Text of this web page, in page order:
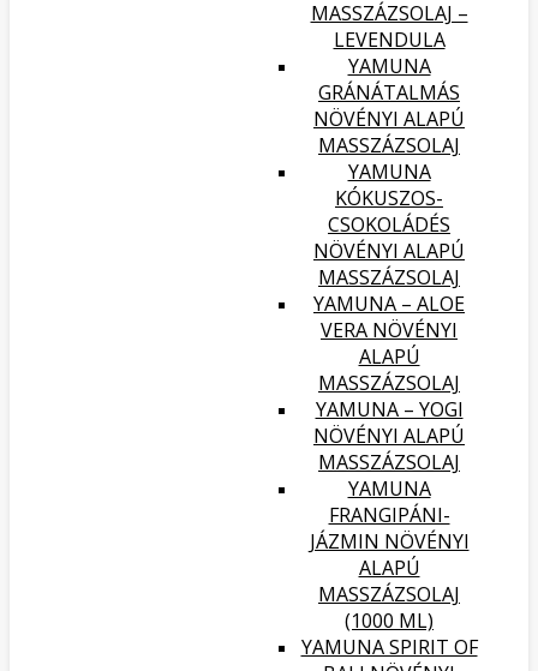
MASSZÁZSOLAJ –
LEVENDULA
YAMUNA
GRÁNÁTALMÁS
NÖVÉNYI ALAPÚ
MASSZÁZSOLAJ
YAMUNA
KÓKUSZOS-
CSOKOLÁDÉS
NÖVÉNYI ALAPÚ
MASSZÁZSOLAJ
YAMUNA – ALOE
VERA NÖVÉNYI
ALAPÚ
MASSZÁZSOLAJ
YAMUNA – YOGI
NÖVÉNYI ALAPÚ
MASSZÁZSOLAJ
YAMUNA
FRANGIPÁNI-
JÁZMIN NÖVÉNYI
ALAPÚ
MASSZÁZSOLAJ
(1000 ML)
YAMUNA SPIRIT OF